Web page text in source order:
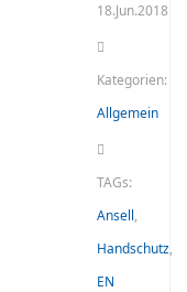
18.Jun.2018
Kategorien:
Allgemein
TAGs:
Ansell,
Handschutz,
EN